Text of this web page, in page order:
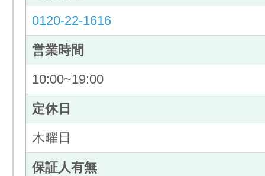
0120-22-1616
営業時間
10:00~19:00
定休日
木曜日
保証人有無